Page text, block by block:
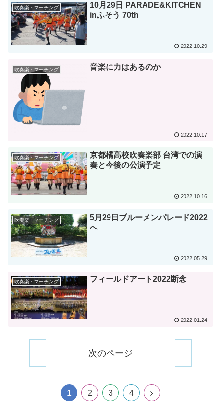
吹奏楽・マーチング
10月29日 PARADE&KITCHEN
inふそう 70th
2022.10.29
吹奏楽・マーチング 音楽に力はあるのか
2022.10.17
吹奏楽・マーチング
京都橘高校吹奏楽部 台湾での演
奏と今後の公演予定
2022.10.16
吹奏楽・マーチング
5月29日ブルーメンパレード2022
へ
2022.05.29
吹奏楽・マーチング フィールドアート2022断念
2022.01.24
次のページ
1 2 3 4